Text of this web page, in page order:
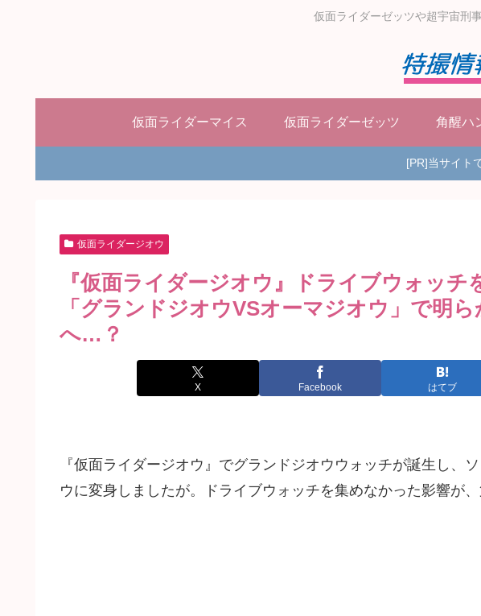
仮面ライダーゼッツや超宇宙刑
仮面ライダーマイス 仮面ライダーゼッツ 角醒ハ
[PR]当サイト
仮面ライダージオウ
『仮面ライダージオウ』ドライブウォッ
「グランドジオウVSオーマジオウ」で明
へ…？
X Facebook はてブ
『仮面ライダージオウ』でグランドジオウウォッチが誕生し、
ウに変身しましたが。ドライブウォッチを集めなかった影響が